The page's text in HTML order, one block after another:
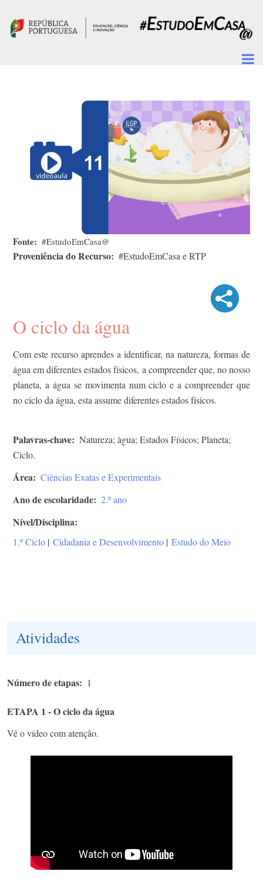
Fonte #EstudoEmCasa@
Proveniência do Recurso #EstudoEmCasa e RTP
O ciclo da água
Com este recurso aprendes a identificar, na natureza, formas de
água em diferentes estados físicos, a compreender que, no nosso
planeta, a água se movimenta num ciclo e a compreender que
no ciclo da água, esta assume diferentes estados físicos.
Palavras-chave
Natureza; àgua; Estados Físicos; Planeta;
Ciclo.
Área Ciências Exatas e Experimentais
Ano de escolaridade 2.º ano
Nível/Disciplina
1.º Ciclo | Cidadania e Desenvolvimento | Estudo do Meio
Atividades
Número de etapas 1
ETAPA 1 - O ciclo da água
Vê o vídeo com atenção.